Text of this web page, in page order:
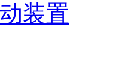
装置